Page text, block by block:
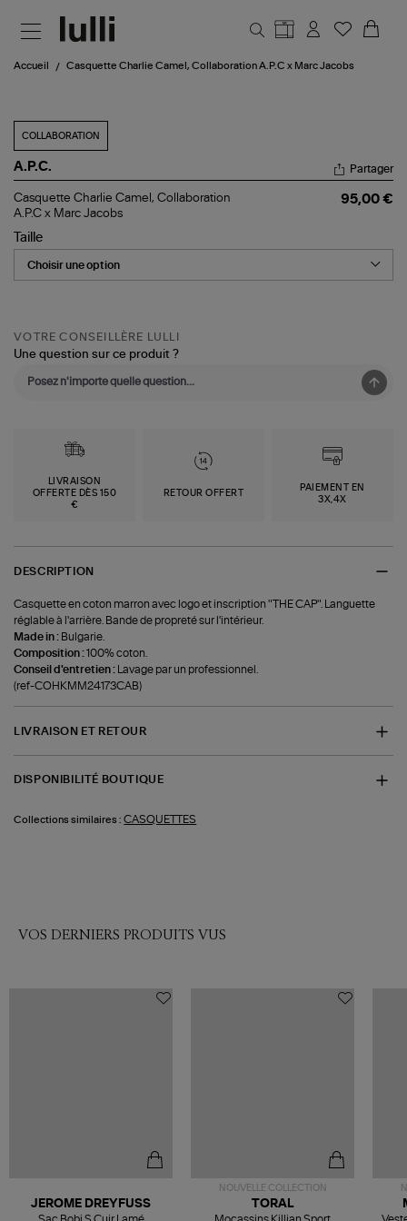
Accueil Casquette Charlie Camel, Collaboration A.P.C x Marc Jacobs
COLLABORATION
A.P.C.
Casquette
Charlie
Collaboration
A.P.C
Marc
Partager
Casquette Charlie Camel, Collaboration
A.P.C x Marc Jacobs
95,00 €
Taille
VOTRE CONSEILLÈRE LULLI
Une question sur ce produit ?
LIVRAISON
OFFERTE DÈS 150
€
RETOUR OFFERT
PAIEMENT EN
3X,4X
DESCRIPTION
Casquette en coton marron avec logo et inscription "THE CAP". Languette
réglable à l'arrière. Bande de propreté sur l'intérieur.
Made in : Bulgarie.
Composition :100% coton.
Conseil d'entretien :
Lavage par un professionnel.
(ref-COHKMM24173CAB)
LIVRAISON ET RETOUR
DISPONIBILITÉ BOUTIQUE
Collections similaires : CASQUETTES
VOS DERNIERS PRODUITS VUS
JEROME DREYFUSS
Sac Bobi S Cuir Lamé
NOUVELLE COLLECTION
TORAL
Mocassins Killian Sport